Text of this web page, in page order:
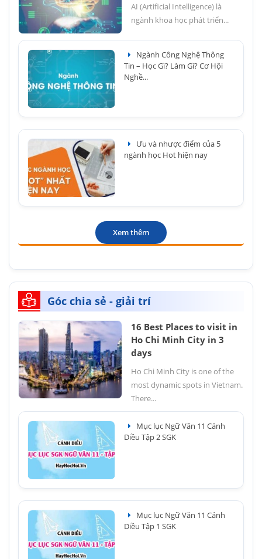
AI (Artificial Intelligence) là
ngành khoa học phát triển...
Ngành Công Nghệ Thông
Tin – Học Gì? Làm Gì? Cơ Hội
Nghề...
Ưu và nhược điểm của 5
ngành học Hot hiện nay
Xem thêm
Góc chia sẻ - giải trí
16 Best Places to visit in
Ho Chi Minh City in 3
days
Ho Chi Minh City is one of the
most dynamic spots in Vietnam.
There...
Mục lục Ngữ Văn 11 Cánh
Diều Tập 2 SGK
Mục lục Ngữ Văn 11 Cánh
Diều Tập 1 SGK